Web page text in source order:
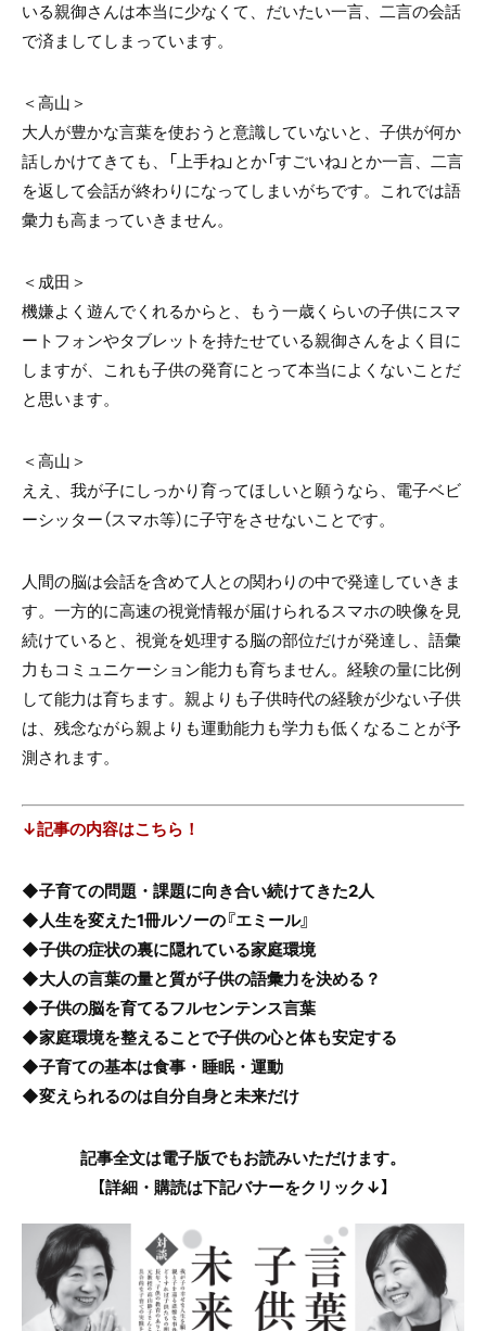
いる親御さんは本当に少なくて、だいたい一言、二言の会話
で済ましてしまっています。
＜高山＞
大人が豊かな言葉を使おうと意識していないと、子供が何か
話しかけてきても、「上手ね」とか「すごいね」とか一言、二言
を返して会話が終わりになってしまいがちです。これでは語
彙力も高まっていきません。
＜成田＞
機嫌よく遊んでくれるからと、もう一歳くらいの子供にスマ
ートフォンやタブレットを持たせている親御さんをよく目に
しますが、これも子供の発育にとって本当によくないことだ
と思います。
＜高山＞
ええ、我が子にしっかり育ってほしいと願うなら、電子ベビ
ーシッター（スマホ等）に子守をさせないことです。
人間の脳は会話を含めて人との関わりの中で発達していきま
す。一方的に高速の視覚情報が届けられるスマホの映像を見
続けていると、視覚を処理する脳の部位だけが発達し、語彙
力もコミュニケーション能力も育ちません。経験の量に比例
して能力は育ちます。親よりも子供時代の経験が少ない子供
は、残念ながら親よりも運動能力も学力も低くなることが予
測されます。
↓記事の内容はこちら！
◆子育ての問題・課題に向き合い続けてきた2人
◆人生を変えた1冊ルソーの『エミール』
◆子供の症状の裏に隠れている家庭環境
◆大人の言葉の量と質が子供の語彙力を決める？
◆子供の脳を育てるフルセンテンス言葉
◆家庭環境を整えることで子供の心と体も安定する
◆子育ての基本は食事・睡眠・運動
◆変えられるのは自分自身と未来だけ
記事全文は電子版でもお読みいただけます。
【詳細・購読は下記バナーをクリック↓】